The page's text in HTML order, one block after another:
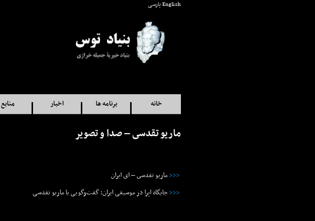
Englishپارسی
منابع اخبار برنامه ها خانه
ماريو تقدسى – صدا و تصوير
<<<ماريو تقدسى – اى ايران
<<<جایگاه اپرا در موسیقی ایران؛ گفت‌وگویی با ماریو تقدسی